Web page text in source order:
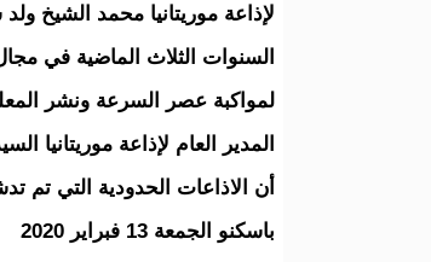
لإذاعة موريتانيا محمد الشيخ
السنوات الثلاث الماضية في مجال
لمواكبة عصر السرعة ونشر
المدير العام لإذاعة
أن الاذاعات الحدودية التي تم
باسكنو الجمعة 13 فبراير 2020